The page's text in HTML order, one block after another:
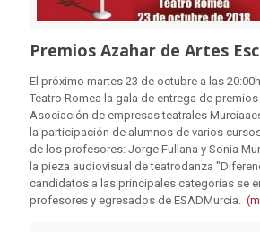
Premios Azahar de Artes
El próximo martes 23 de octubre a las
Teatro Romea la gala de entrega de
Asociación de empresas teatrales
la participación de alumnos de varios
de los profesores: Jorge Fullana y Sonia
la pieza audiovisual de teatrodanza
candidatos a las principales categorías se
profesores y egresados de ESADMurcia.